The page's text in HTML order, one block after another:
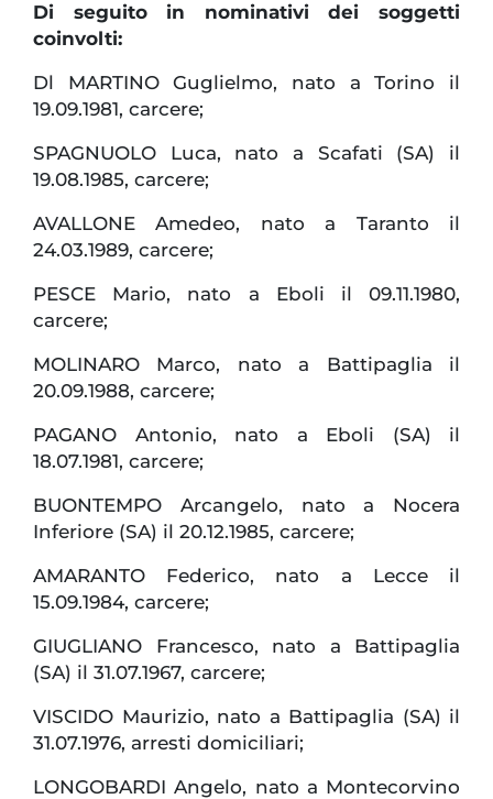
Di seguito in nominativi dei soggetti
coinvolti:
Dl MARTINO Guglielmo, nato a Torino il
19.09.1981, carcere;
SPAGNUOLO Luca, nato a Scafati (SA) il
19.08.1985, carcere;
AVALLONE Amedeo, nato a Taranto il
24.03.1989, carcere;
PESCE Mario, nato a Eboli il 09.11.1980,
carcere;
MOLINARO Marco, nato a Battipaglia il
20.09.1988, carcere;
PAGANO Antonio, nato a Eboli (SA) il
18.07.1981, carcere;
BUONTEMPO Arcangelo, nato a Nocera
Inferiore (SA) il 20.12.1985, carcere;
AMARANTO Federico, nato a Lecce il
15.09.1984, carcere;
GIUGLIANO Francesco, nato a Battipaglia
(SA) il 31.07.1967, carcere;
VISCIDO Maurizio, nato a Battipaglia (SA) il
31.07.1976, arresti domiciliari;
LONGOBARDI Angelo, nato a Montecorvino